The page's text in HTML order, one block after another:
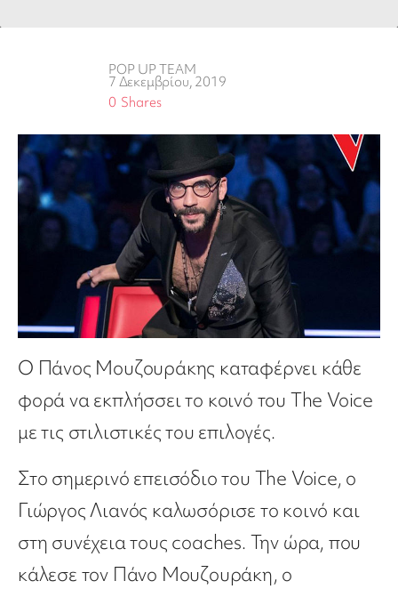
POP UP TEAM
7 Δεκεμβρίου, 2019
Shares
0
Ο Πάνος Μουζουράκης καταφέρνει κάθε
φορά να εκπλήσσει το κοινό του The Voice
με τις στιλιστικές του επιλογές.
Στο σημερινό επεισόδιο του The Voice, ο
Γιώργος Λιανός καλωσόρισε το κοινό και
στη συνέχεια τους coaches. Την ώρα, που
κάλεσε τον Πάνο Μουζουράκη, ο